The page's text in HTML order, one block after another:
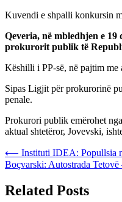
Kuvendi e shpalli konkursin
Qeveria, në mbledhjen e
prokurorit publik të
Këshilli i PP-së, në pajtim
Sipas Ligjit për prokurorinë
penale.
Prokurori publik emërohet
aktual shtetëror, Jovevski,
Post
navigation
⟵ Instituti IDEA: Popullsia
Boçvarski: Autostrada Tetovë
Related Posts